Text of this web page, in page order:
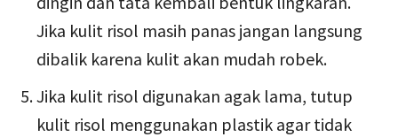
Jika kulit risol masih panas jangan langsung
dibalik karena kulit akan mudah robek.
Jika kulit risol digunakan agak lama, tutup
kulit risol menggunakan plastik agar tidak